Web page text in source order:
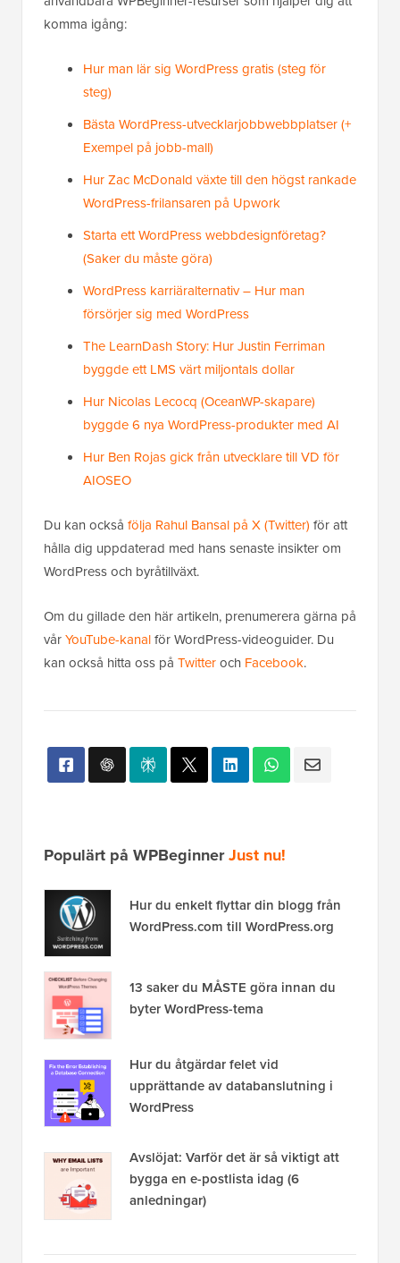
komma igång:
Hur man lär sig WordPress gratis (steg för
steg)
Bästa WordPress-utvecklarjobbwebbplatser (+
Exempel på jobb-mall)
Hur Zac McDonald växte till den högst rankade
WordPress-frilansaren på Upwork
Starta ett WordPress webbdesignföretag?
(Saker du måste göra)
WordPress karriäralternativ – Hur man
försörjer sig med WordPress
The LearnDash Story: Hur Justin Ferriman
byggde ett LMS värt miljontals dollar
Hur Nicolas Lecocq (OceanWP-skapare)
byggde 6 nya WordPress-produkter med AI
Hur Ben Rojas gick från utvecklare till VD för
AIOSEO
Du kan också följa Rahul Bansal på X (Twitter) för att
hålla dig uppdaterad med hans senaste insikter om
WordPress och byråtillväxt.
Om du gillade den här artikeln, prenumerera gärna på
vårYouTube-kanalför WordPress-videoguider. Du
kan också hitta oss på Twitteroch Facebook.
Populärt på WPBeginnerJust nu!
Hur du enkelt flyttar din blogg från
WordPress.com till WordPress.org
13 saker du MÅSTE göra innan du
byter WordPress-tema
Hur du åtgärdar felet vid
upprättande av databanslutning i
WordPress
Avslöjat: Varför det är så viktigt att
bygga en e-postlista idag (6
anledningar)